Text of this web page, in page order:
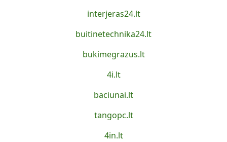
interjeras24.lt
buitinetechnika24.lt
bukimegrazus.lt
4i.lt
baciunai.lt
tangopc.lt
4in.lt